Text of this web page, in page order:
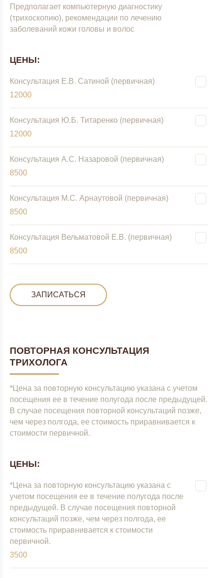
Предполагает компьютерную диагностику
(трихоскопию), рекомендации по лечению
заболеваний кожи головы и волос
ЦЕНЫ:
Консультация Е.В. Сатиной (первичная)
12000
Консультация Ю.Б. Титаренко (первичная)
12000
Консультация А.С. Назаровой (первичная)
8500
Консультация М.С. Арнаутовой (первичная)
8500
Консультация Вельматовой Е.В. (первичная)
8500
ЗАПИСАТЬСЯ
ПОВТОРНАЯ КОНСУЛЬТАЦИЯ
ТРИХОЛОГА
*Цена за повторную консультацию указана с учетом
посещения ее в течение полугода после предыдущей.
В случае посещения повторной консультаций позже,
чем через полгода, ее стоимость приравнивается к
стоимости первичной.
ЦЕНЫ:
*Цена за повторную консультацию указана с
учетом посещения ее в течение полугода после
предыдущей. В случае посещения повторной
консультаций позже, чем через полгода, ее
стоимость приравнивается к стоимости
первичной.
3500